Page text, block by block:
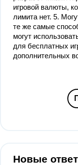
игровой валюты,
лимита нет. 5.
те же самые
могут
для бесплатных
дополнительных
Новые